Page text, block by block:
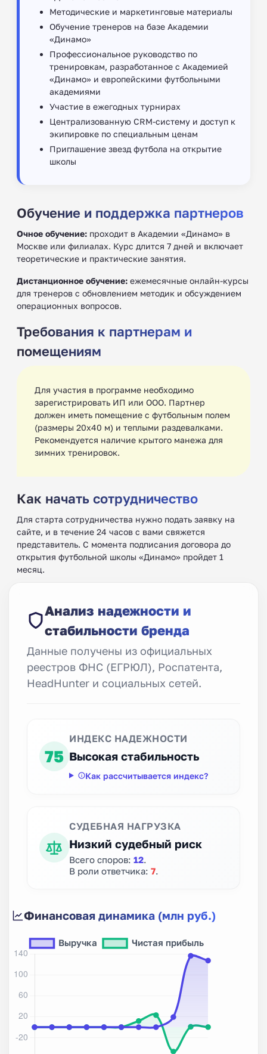
Методические и маркетинговые материалы
Обучение тренеров на базе Академии
«Динамо»
Профессиональное руководство по
тренировкам, разработанное с Академией
«Динамо» и европейскими футбольными
академиями
Участие в ежегодных турнирах
Централизованную CRM-систему и доступ к
экипировке по специальным ценам
Приглашение звезд футбола на открытие
школы
Обучение и поддержка партнеров
Очное обучение: проходит в Академии «Динамо» в
Москве или филиалах. Курс длится 7 дней и включает
теоретические и практические занятия.
Дистанционное обучение: ежемесячные онлайн-курсы
для тренеров с обновлением методик и обсуждением
операционных вопросов.
Требования к партнерам и
помещениям
Для участия в программе необходимо
зарегистрировать ИП или ООО. Партнер
должен иметь помещение с футбольным полем
(размеры 20x40 м) и теплыми раздевалками.
Рекомендуется наличие крытого манежа для
зимних тренировок.
Как начать сотрудничество
Для старта сотрудничества нужно подать заявку на
сайте, и в течение 24 часов с вами свяжется
представитель. С момента подписания договора до
открытия футбольной школы «Динамо» пройдет 1
месяц.
Анализ надежности и
стабильности бренда
Данные получены из официальных
реестров ФНС (ЕГРЮЛ), Роспатента,
HeadHunter и социальных сетей.
75
ИНДЕКС НАДЕЖНОСТИ
Высокая стабильность
Как рассчитывается индекс?
СУДЕБНАЯ НАГРУЗКА
Низкий судебный риск
Всего споров: 12
В роли ответчика: 7
Финансовая динамика (млн руб.)